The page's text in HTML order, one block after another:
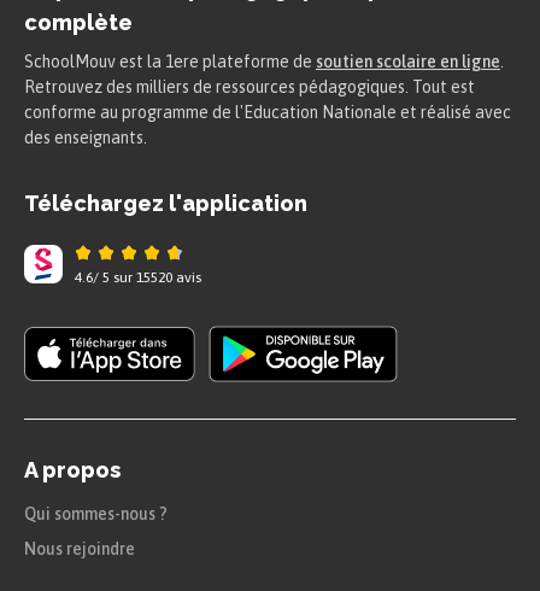
complète
SchoolMouv est la 1ere plateforme de soutien scolaire en ligne
Retrouvez des milliers de ressources pédagogiques. Tout est
conforme au programme de l'Education Nationale et réalisé avec
des enseignants.
Téléchargez l'application
4.6/ 5 sur 15520 avis
A propos
Qui sommes-nous ?
Nous rejoindre